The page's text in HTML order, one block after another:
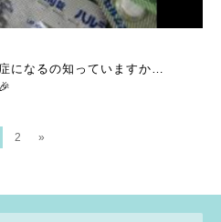
になるの知っていますか…
2 »